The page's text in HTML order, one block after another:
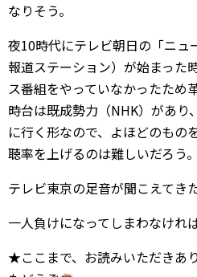
なりそう。
夜10時代にテレビ朝日の「ニュ
報道ステーション）が始まった
ス番組をやっていなかったため
時台は既成勢力（NHK）があり
に行く形なので、よほどのもの
聴率を上げるのは難しいだろう。
テレビ東京の足音が聞こえてき
一人負けになってしまわなけれ
★ここまで、お読みいただきあ